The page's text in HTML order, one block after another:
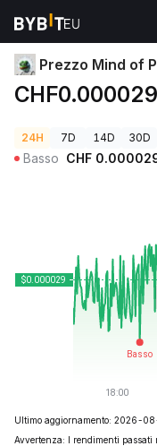
Prezzi Crypto
Prezzo Mind of
24H 7D 14D 30D
Basso CHF
Ultimo aggiornamento: 2026-
Avvertenza: I rendimenti